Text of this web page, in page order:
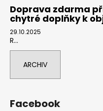
Doprava zdarma
chytré doplňky k
29.10.2025
R...
ARCHIV
Facebook